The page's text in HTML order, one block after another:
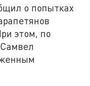
о попытках
этом, по